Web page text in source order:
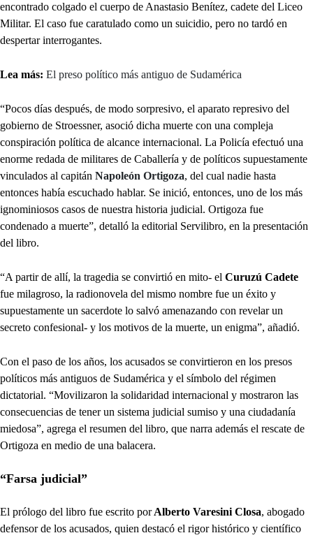
encontrado colgado el cuerpo de Anastasio Benítez, cadete del Liceo
Militar. El caso fue caratulado como un suicidio, pero no tardó en
despertar interrogantes.
Lea más: El preso político más antiguo de Sudamérica
“Pocos días después, de modo sorpresivo, el aparato represivo del
gobierno de Stroessner, asoció dicha muerte con una compleja
conspiración política de alcance internacional. La Policía efectuó una
enorme redada de militares de Caballería y de políticos supuestamente
vinculados al capitán Napoleón Ortigoza, del cual nadie hasta
entonces había escuchado hablar. Se inició, entonces, uno de los más
ignominiosos casos de nuestra historia judicial. Ortigoza fue
condenado a muerte”, detalló la editorial Servilibro, en la presentación
del libro.
“A partir de allí, la tragedia se convirtió en mito- el Curuzú Cadete
fue milagroso, la radionovela del mismo nombre fue un éxito y
supuestamente un sacerdote lo salvó amenazando con revelar un
secreto confesional- y los motivos de la muerte, un enigma”, añadió.
Con el paso de los años, los acusados se convirtieron en los presos
políticos más antiguos de Sudamérica y el símbolo del régimen
dictatorial. “Movilizaron la solidaridad internacional y mostraron las
consecuencias de tener un sistema judicial sumiso y una ciudadanía
miedosa”, agrega el resumen del libro, que narra además el rescate de
Ortigoza en medio de una balacera.
“Farsa judicial”
El prólogo del libro fue escrito porAlberto Varesini Closa, abogado
defensor de los acusados, quien destacó el rigor histórico y científico